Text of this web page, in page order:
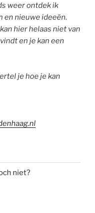
weer ontdek ik
en nieuwe ideeën.
hier helaas niet van
en je kan een
je hoe je kan
niet?